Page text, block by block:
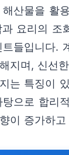
산물을 활
요리의 조
들입니다.
지며, 신선
는 특징이
으로 합리
이 증가하